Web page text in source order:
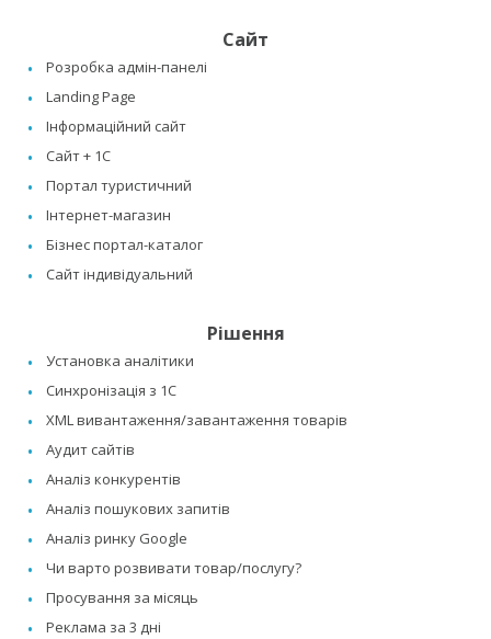
Сайт
Розробка адмін-панелі
Landing Page
Інформаційний сайт
Сайт + 1C
Портал туристичний
Інтернет-магазин
Бізнес портал-каталог
Сайт індивідуальний
Рішення
Установка аналітики
Синхронізація з 1C
XML вивантаження/завантаження товарів
Аудит сайтів
Аналіз конкурентів
Аналіз пошукових запитів
Аналіз ринку Google
Чи варто розвивати товар/послугу?
Просування за місяць
Реклама за 3 дні